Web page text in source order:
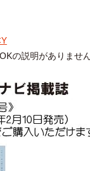
の説明がありませ